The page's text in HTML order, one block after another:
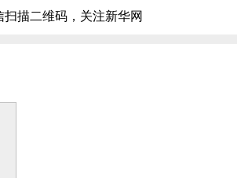
扫描二维码，关注新华网